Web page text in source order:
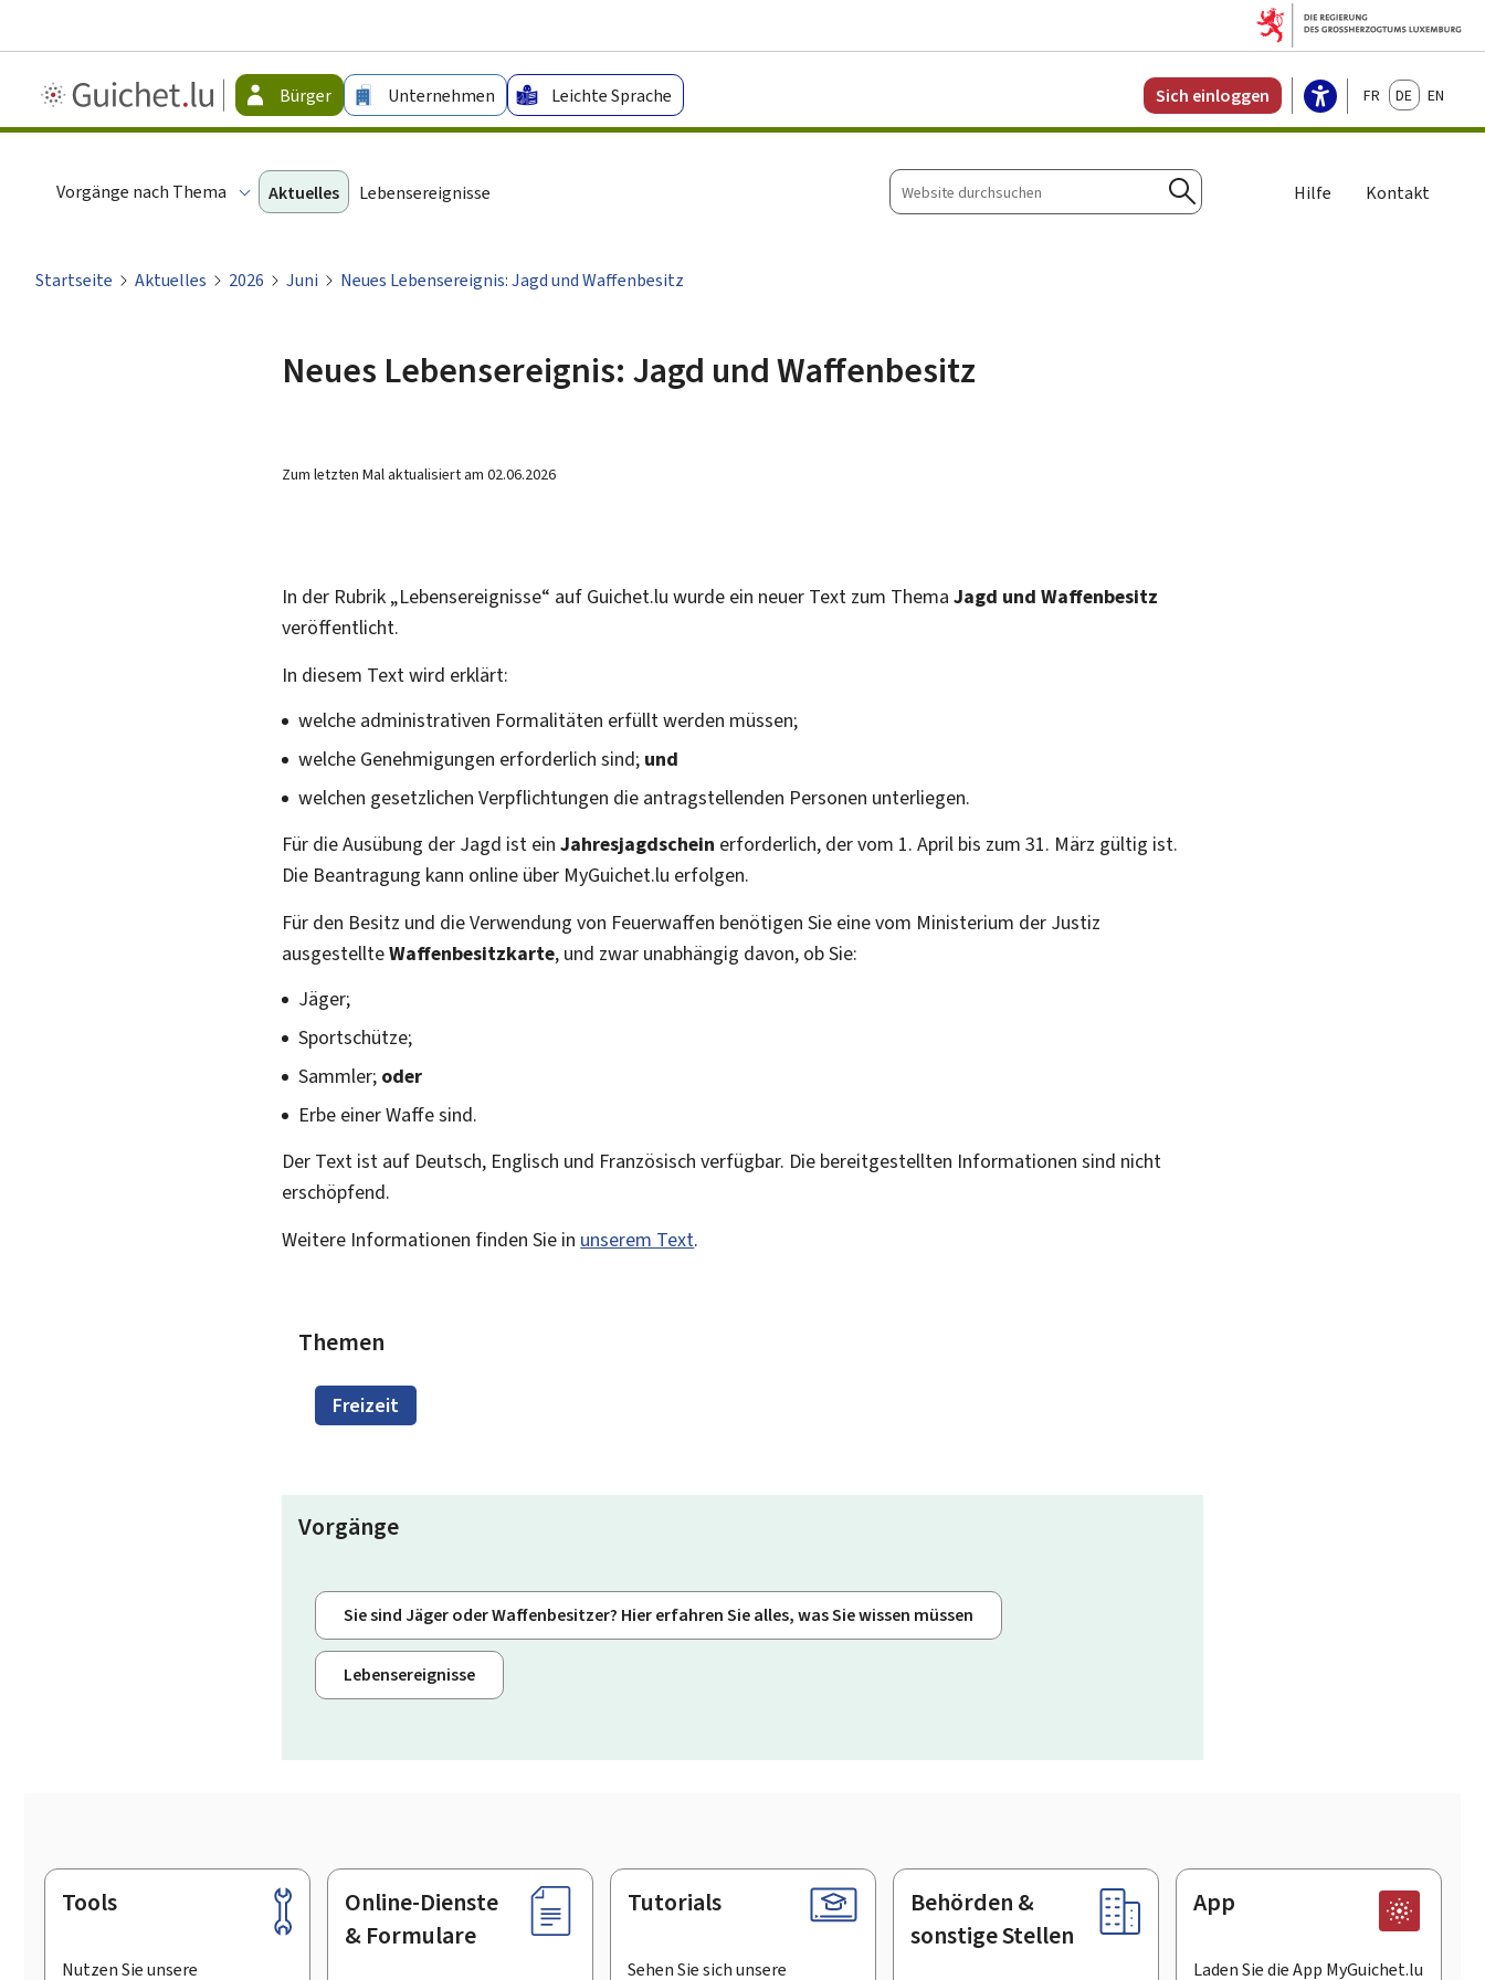
Guichet.lu
-
Bürger Unternehmen Leichte Sprache Sich einloggen FrançaisDeutschEnglish
Vorgänge nach Thema Aktuelles Lebensereignisse
Website
durchsuchen
Suchen
Hilfe Kontakt
Startseite Aktuelles 2026 Juni Neues Lebensereignis: Jagd und Waffenbesitz
Neues Lebensereignis: Jagd und Waffenbesitz
Zum letzten Mal aktualisiert am02.06.2026
In der Rubrik „Lebensereignisse“ auf Guichet.lu wurde ein neuer Text zum ThemaJagd und Waffenbesitz
veröffentlicht.
In diesem Text wird erklärt:
welche administrativen Formalitäten erfüllt werden müssen;
welche Genehmigungen erforderlich sind; und
welchen gesetzlichen Verpflichtungen die antragstellenden Personen unterliegen.
Für die Ausübung der Jagd ist einJahresjagdschein erforderlich, der vom 1. April bis zum 31. März gültig ist.
Die Beantragung kann online über MyGuichet.lu erfolgen.
Für den Besitz und die Verwendung von Feuerwaffen benötigen Sie eine vom Ministerium der Justiz
ausgestellteWaffenbesitzkarte, und zwar unabhängig davon, ob Sie:
Jäger;
Sportschütze;
Sammler; oder
Erbe einer Waffe sind.
Der Text ist auf Deutsch, Englisch und Französisch verfügbar. Die bereitgestellten Informationen sind nicht
erschöpfend.
Weitere Informationen finden Sie in unserem Text.
Themen
Freizeit
Vorgänge
Sie sind Jäger oder Waffenbesitzer? Hier erfahren Sie alles, was Sie wissen müssen
Lebensereignisse
Footer
Tools
Nutzen Sie unsere
Online-Dienste
& Formulare
Tutorials
Sehen Sie sich unsere
Behörden &
sonstige Stellen
App
Laden Sie die App MyGuichet.lu